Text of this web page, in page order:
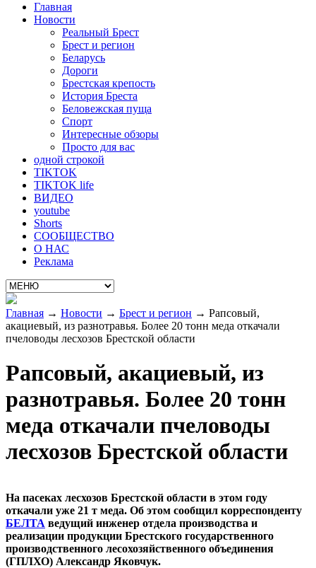
Главная
Новости
Реальный Брест
Брест и регион
Беларусь
Дороги
Брестская крепость
История Бреста
Беловежская пуща
Спорт
Интересные обзоры
Просто для вас
одной строкой
TIKTOK
TIKTOK life
ВИДЕО
youtube
Shorts
СООБЩЕСТВО
О НАС
Реклама
Главная → Новости → Брест и регион → Рапсовый,
акациевый, из разнотравья. Более 20 тонн меда откачали
пчеловоды лесхозов Брестской области
Рапсовый, акациевый, из
разнотравья. Более 20 тонн
меда откачали пчеловоды
лесхозов Брестской области
На пасеках лесхозов Брестской области в этом году
откачали уже 21 т меда. Об этом сообщил корреспонденту
БЕЛТА ведущий инженер отдела производства и
реализации продукции Брестского государственного
производственного лесохозяйственного объединения
(ГПЛХО) Александр Яковчук.